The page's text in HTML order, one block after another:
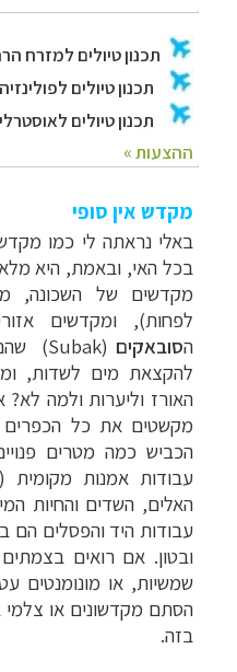
מקדש אין סופי
באלי נראתה לי כמו
בכל האי, ובאמת, היא
מקדשים של השכונה,
לפחות), ומקדשים
הסובאקים (Subak)
להקצאת מים לשדות,
האורז וליערות ולמה
מקשטים את כל הכפרים
הכביש כמה מטרים
עבודות אמנות מקומית
האלים, השדים והחיות
עבודות היד והפסלים הם
ובטון. אם רואים
שמשיות, או מונומנטים
הסתם מקדשונים או
בזה.